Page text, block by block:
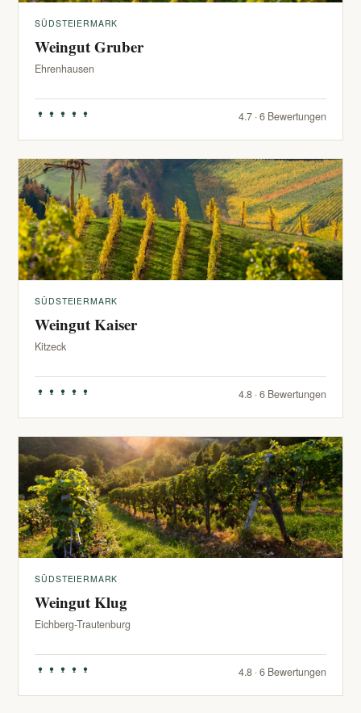
SÜDSTEIERMARK
Weingut Gruber
Ehrenhausen
4.7 · 6 Bewertungen
SÜDSTEIERMARK
Weingut Kaiser
Kitzeck
4.8 · 6 Bewertungen
SÜDSTEIERMARK
Weingut Klug
Eichberg-Trautenburg
4.8 · 6 Bewertungen